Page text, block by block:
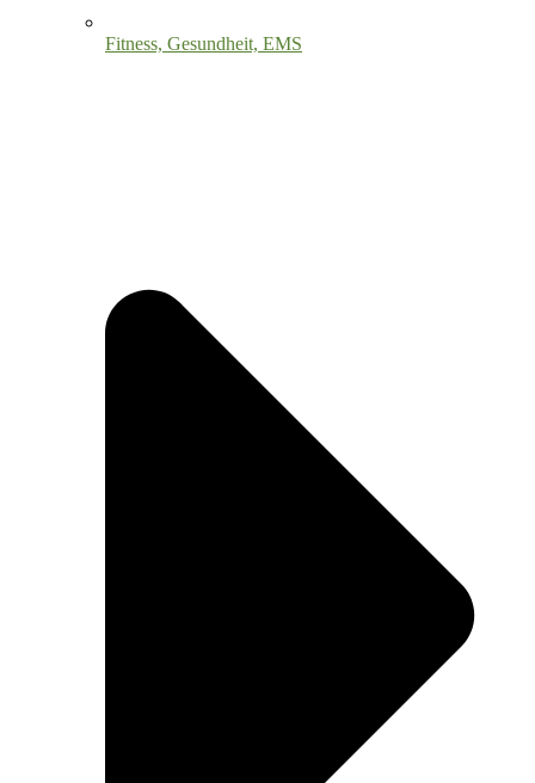
Fitness, Gesundheit, EMS